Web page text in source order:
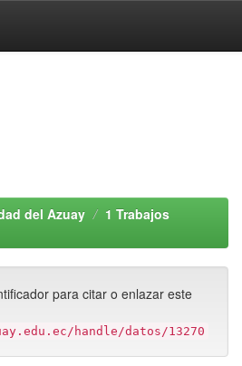
del Azuay
1 Trabajos
para citar o enlazar este
handle/datos/13270